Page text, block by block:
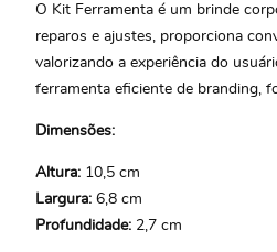
O Kit Ferramenta é um brinde
reparos e ajustes, proporciona
valorizando a experiência do
ferramenta eficiente de branding,
Dimensões:
Altura: 10,5 cm
Largura: 6,8 cm
Profundidade: 2,7 cm